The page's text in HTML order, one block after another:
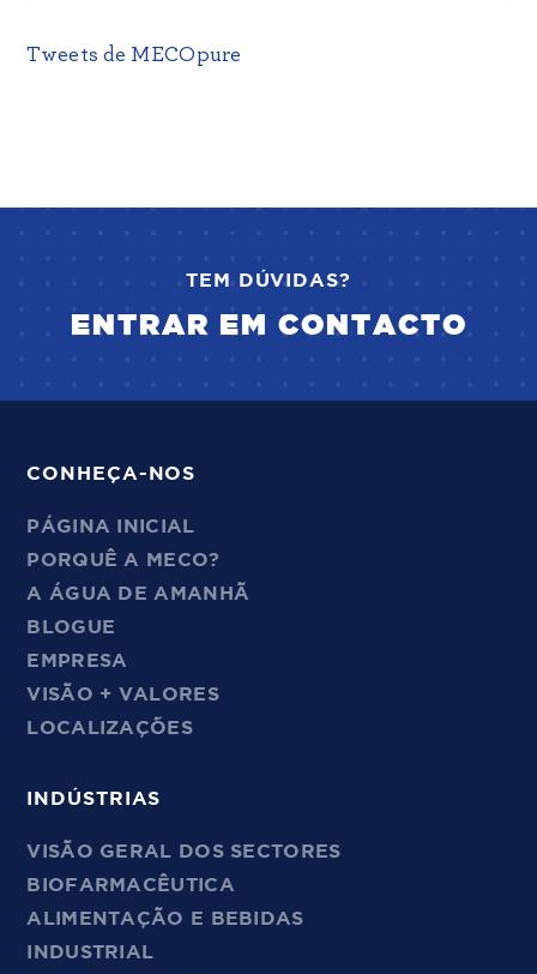
Tweets de MECOpure
TEM DÚVIDAS?
ENTRAR EM CONTACTO
CONHEÇA-NOS
PÁGINA INICIAL
PORQUÊ A MECO?
A ÁGUA DE AMANHÃ
BLOGUE
EMPRESA
VISÃO + VALORES
LOCALIZAÇÕES
INDÚSTRIAS
VISÃO GERAL DOS SECTORES
BIOFARMACÊUTICA
ALIMENTAÇÃO E BEBIDAS
INDUSTRIAL